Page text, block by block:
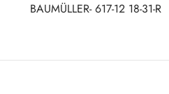
BAUMÜLLER- 617-12 18-31-R